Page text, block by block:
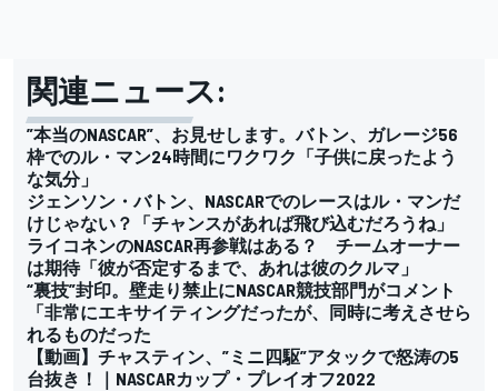
関連ニュース:
”本当のNASCAR”、お見せします。バトン、ガレージ56
枠でのル・マン24時間にワクワク「子供に戻ったよう
な気分」
ジェンソン・バトン、NASCARでのレースはル・マンだ
けじゃない？「チャンスがあれば飛び込むだろうね」
ライコネンのNASCAR再参戦はある？ チームオーナー
は期待「彼が否定するまで、あれは彼のクルマ」
“裏技”封印。壁走り禁止にNASCAR競技部門がコメント
「非常にエキサイティングだったが、同時に考えさせら
れるものだった
【動画】チャスティン、”ミニ四駆”アタックで怒涛の5
台抜き！｜NASCARカップ・プレイオフ2022